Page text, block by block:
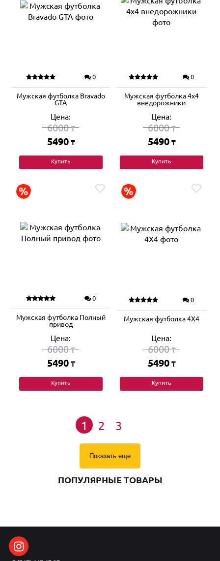
0
Мужская футболка Bravado
GTA
Цена:
6000₸
5490 ₸
Купить
0
Мужская футболка 4х4
внедорожники
Цена:
6000₸
5490 ₸
Купить
0
Мужская футболка Полный
привод
Цена:
6000₸
5490 ₸
Купить
0
Мужская футболка 4Х4
Цена:
6000₸
5490 ₸
Купить
1 2 3
Показать еще
ПОПУЛЯРНЫЕ ТОВАРЫ